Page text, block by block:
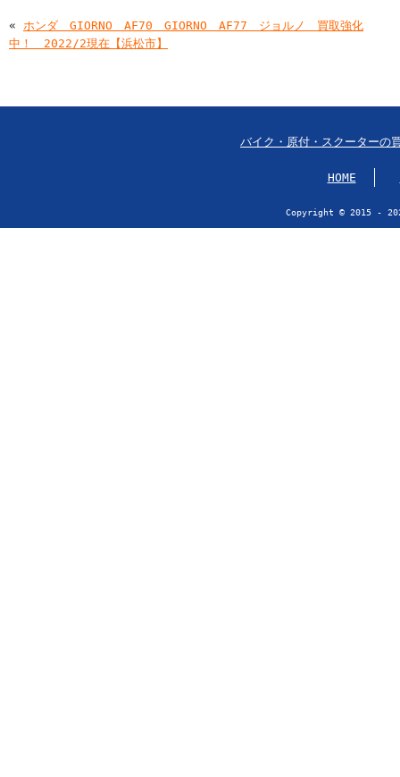
« ホンダ GIORNO AF70 GIORNO AF77 ジョルノ 買取強化
中！ 2022/2現在【浜松市】
バイク・原付・スクーターの
HOME
Copyright © 2015 -